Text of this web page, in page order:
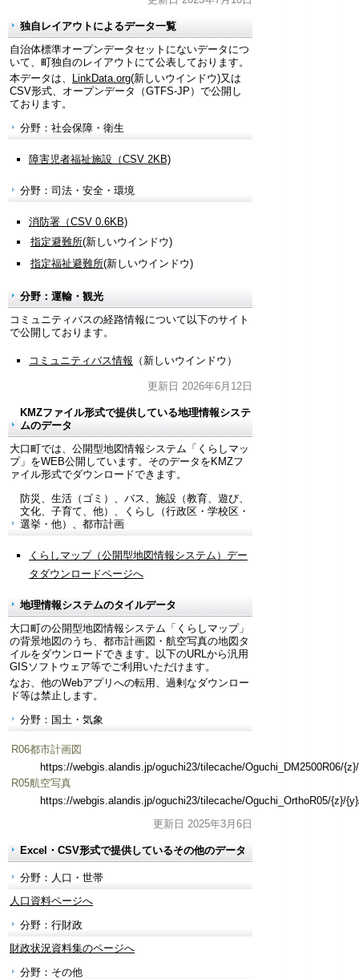
独自レイアウトによるデータ一覧
自治体標準オープンデータセットにないデータにつ
いて、町独自のレイアウトにて公表しております。
本データは、
LinkData.org(新しいウインドウ)又は
CSV形式、オープンデータ（GTFS-JP）で公開し
ております。
分野：社会保障・衛生
障害児者福祉施設（CSV 2KB)
分野：司法・安全・環境
消防署（CSV 0.6KB)
指定避難所(新しいウインドウ)
指定福祉避難所(新しいウインドウ)
分野：運輸・観光
コミュニティバスの経路情報について以下のサイト
で公開しております。
コミュニティバス情報 （新しいウインドウ）
更新日 2026年6月12日
KMZファイル形式で提供している地理情報システ
ムのデータ
大口町では、公開型地図情報システム「くらしマッ
プ」をWEB公開しています。そのデータをKMZフ
ァイル形式でダウンロードできます。
防災、生活（ゴミ）、バス、施設（教育、遊び、
文化、子育て、他）、くらし（行政区・学校区・
選挙・他）、都市計画
くらしマップ（公開型地図情報システム）デー
タダウンロードページへ
地理情報システムのタイルデータ
大口町の公開型地図情報システム「くらしマップ」
の背景地図のうち、都市計画図・航空写真の地図タ
イルをダウンロードできます。以下のURLから汎用
GISソフトウェア等でご利用いただけます。
なお、他のWebアプリへの転用、過剰なダウンロー
ド等は禁止します。
分野：国土・気象
R06都市計画図
https://webgis.alandis.jp/oguchi23/tilecache/Oguchi_DM2500R06/
R05航空写真
https://webgis.alandis.jp/oguchi23/tilecache/Oguchi_OrthoR05/{z}/
更新日 2025年3月6日
Excel・CSV形式で提供しているその他のデータ
分野：人口・世帯
人口資料ページへ
分野：行財政
財政状況資料集のページへ
分野：その他